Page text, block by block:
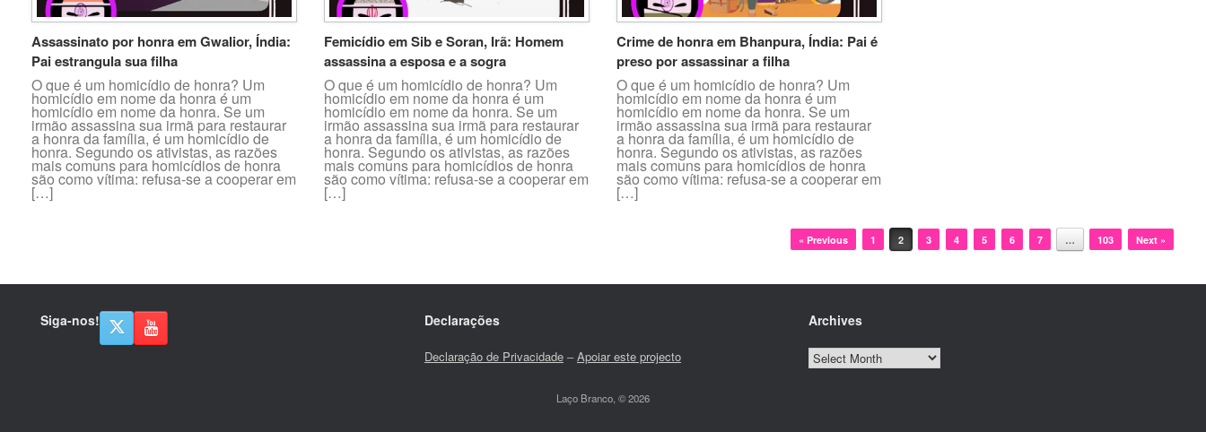
Assassinato por honra em Gwalior, Índia:
Pai estrangula sua filha
O que é um homicídio de honra? Um
homicídio em nome da honra é um
homicídio em nome da honra. Se um
irmão assassina sua irmã para restaurar
a honra da família, é um homicídio de
honra. Segundo os ativistas, as razões
mais comuns para homicídios de honra
são como vítima: refusa-se a cooperar em
[…]
Femicídio em Sib e Soran, Irã: Homem
assassina a esposa e a sogra
O que é um homicídio de honra? Um
homicídio em nome da honra é um
homicídio em nome da honra. Se um
irmão assassina sua irmã para restaurar
a honra da família, é um homicídio de
honra. Segundo os ativistas, as razões
mais comuns para homicídios de honra
são como vítima: refusa-se a cooperar em
[…]
Crime de honra em Bhanpura, Índia: Pai é
preso por assassinar a filha
O que é um homicídio de honra? Um
homicídio em nome da honra é um
homicídio em nome da honra. Se um
irmão assassina sua irmã para restaurar
a honra da família, é um homicídio de
honra. Segundo os ativistas, as razões
mais comuns para homicídios de honra
são como vítima: refusa-se a cooperar em
[…]
« Previous 1 2 3 4 5 6 7 … 103 Next »
Siga-nos! Declarações
Declaração de Privacidade–Apoiar este projecto
Archives
Archives
Laço Branco, © 2026